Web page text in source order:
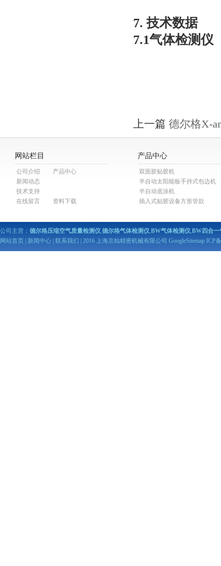
7. 技术数据
7.1气体检测仪
上一篇 德尔格X-
网站栏目
公司介绍
产品中心
新闻动态
技术支持
在线留言
资料下载
产品中心
双面胶贴胶机
半自动太阳能板手持式包边机
半自动底涂机
插入式贴胶设备方形管款
公司主营： 德尔格压缩空气质量检测仪,德尔格气体检测仪,BW气体检测仪,BW四合一
网站首页
新闻中心 联系我们 | 2016 上海京灿精密机械有限公司 GoogleSitemap ICP